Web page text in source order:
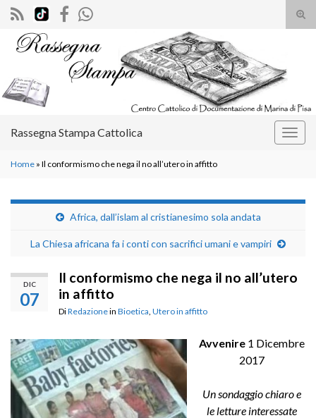
il
Search for:
Rassegna Stampa Cattolica
Home » Il conformismo che nega il no all’utero in affitto
Africa, dall’islam al cristianesimo sola andata
La Chiesa africana fa i conti con sacrifici umani e vampiri
DIC
07
Il conformismo che nega il no all’utero
in affitto
DiRedazionein Bioetica Utero in affitto
Avvenire 1 Dicembre
2017
Un sondaggio chiaro e
le letture interessate